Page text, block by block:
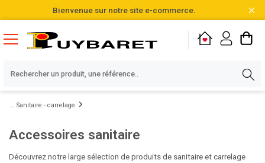
Bienvenue sur notre site e-commerce.
Sanitaire - carrelage
Accessoires sanitaire
Découvrez notre large sélection de produits de sanitaire et carrelage